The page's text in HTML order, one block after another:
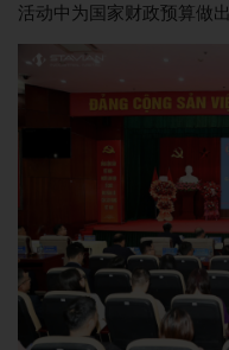
活动中为国家财政预算做